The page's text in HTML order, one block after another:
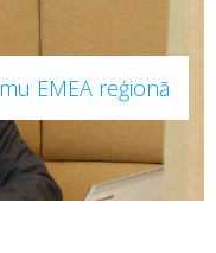
EMEA reģionā